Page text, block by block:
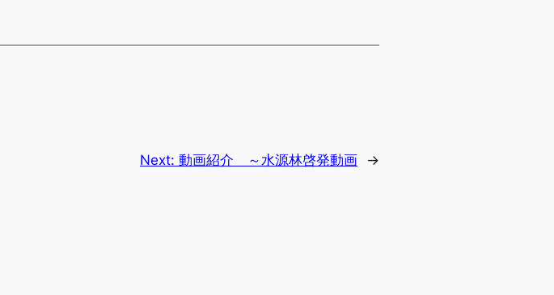
Next: 動画紹介 ～水源林啓発動画 →